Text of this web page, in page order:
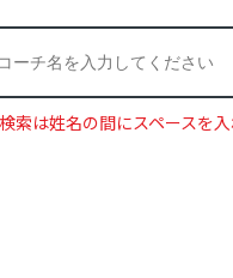
索は姓名の間にスペースを入